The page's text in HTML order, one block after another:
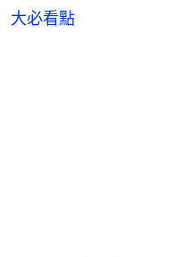
大必看點